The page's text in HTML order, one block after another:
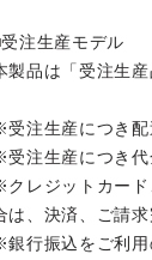
注生産モデル
製品は「受注生
受注生産につき配
受注生産につき代
クレジットカー
は、決済、ご請
銀行振込をご利用